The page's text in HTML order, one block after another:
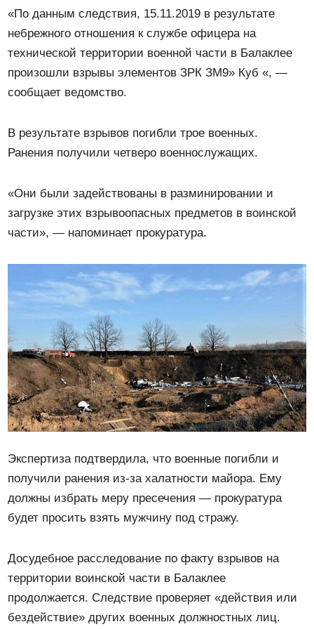
«По данным следствия, 15.11.2019 в результате
небрежного отношения к службе офицера на
технической территории военной части в Балаклее
произошли взрывы элементов ЗРК ЗМ9» Куб «, —
сообщает ведомство.
В результате взрывов погибли трое военных.
Ранения получили четверо военнослужащих.
«Они были задействованы в разминировании и
загрузке этих взрывоопасных предметов в воинской
части», — напоминает прокуратура.
Экспертиза подтвердила, что военные погибли и
получили ранения из-за халатности майора. Ему
должны избрать меру пресечения — прокуратура
будет просить взять мужчину под стражу.
Досудебное расследование по факту взрывов на
территории воинской части в Балаклее
продолжается. Следствие проверяет «действия или
бездействие» других военных должностных лиц.